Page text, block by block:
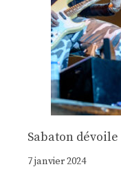
Sabaton
7 janvier 2024